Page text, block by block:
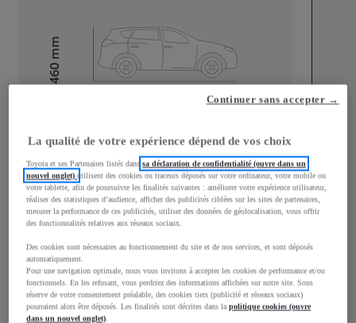
Hauteur
1 460
mm
Largeur
1 790mm
Consommation mixte
La qualité de votre expérience dépend de vos choix
Toyota et ses Partenaires listés danssa déclaration de confidentialité (ouvre dans un
nouvel onglet)utilisent des cookies ou traceurs déposés sur votre ordinateur, votre mobile ou
votre tablette, afin de poursuivre les finalités suivantes : améliorer votre expérience utilisateur,
réaliser des statistiques d’audience, afficher des publicités ciblées sur les sites de partenaires,
mesurer la performance de ces publicités, utiliser des données de géolocalisation, vous offrir
des fonctionnalités relatives aux réseaux sociaux.
Des cookies sont nécessaires au fonctionnement du site et de nos services, et sont déposés
automatiquement.
Pour une navigation optimale, nous vous invitons à accepter les cookies de performance et/ou
fonctionnels. En les refusant, vous perdriez des informations affichées sur notre site. Sous
réserve de votre consentement préalable, des cookies tiers (publicité et réseaux sociaux)
pourraient alors être déposés. Les finalités sont décrites dans lapolitique cookies (ouvre
dans un nouvel onglet).
Continuer sans accepter →